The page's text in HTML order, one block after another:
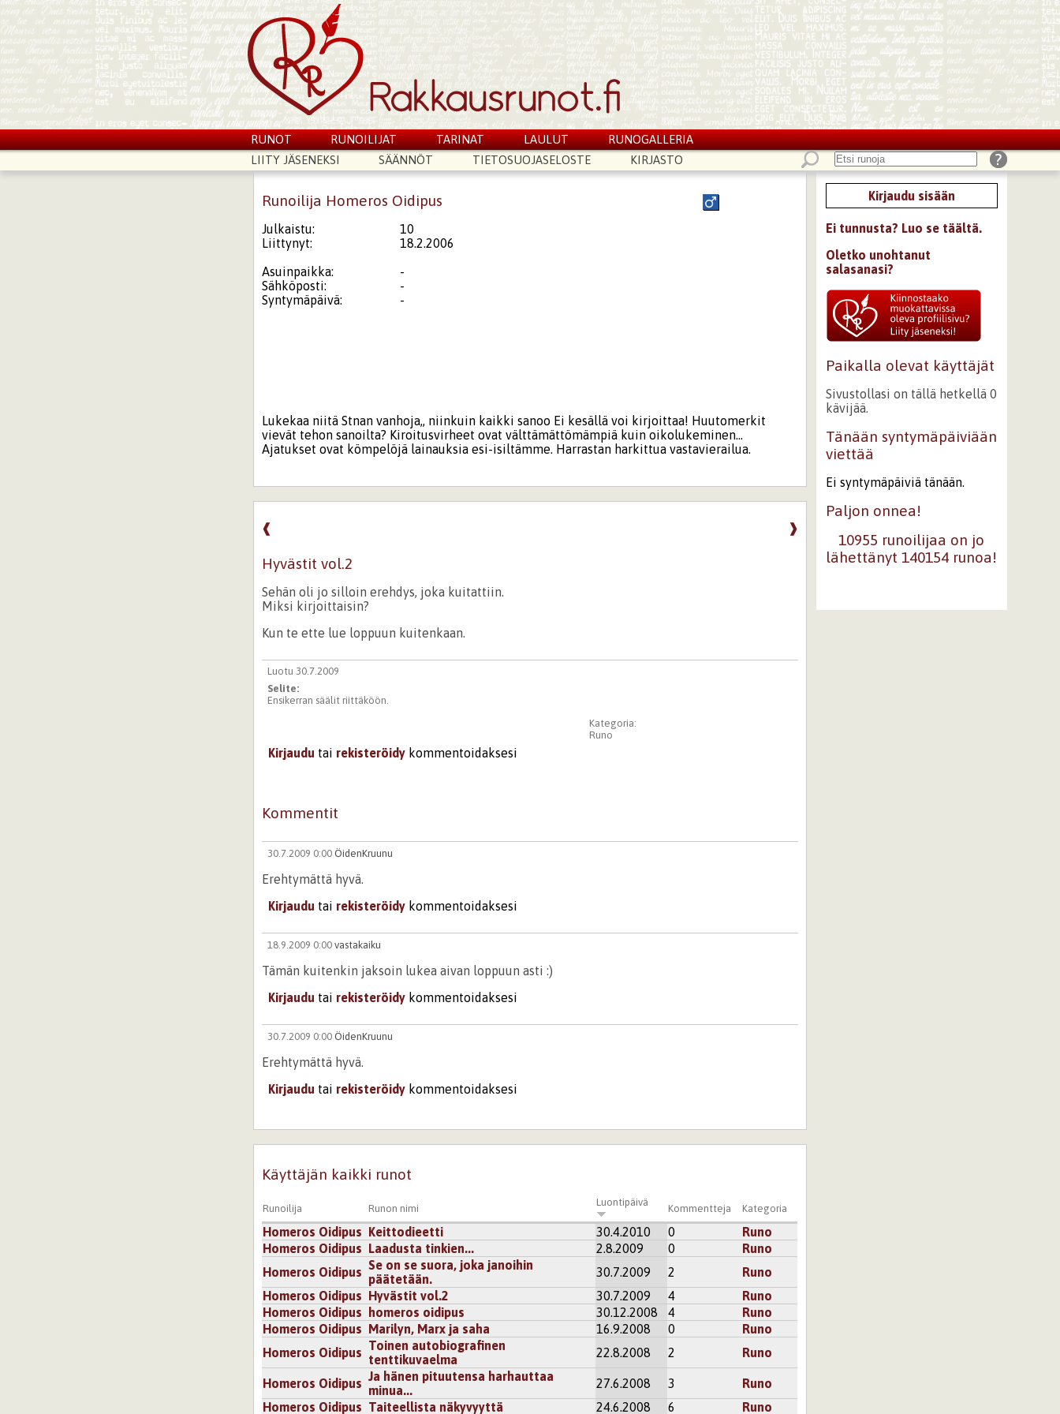
RUNOT RUNOILIJAT TARINAT LAULUT
RUNOGALLERIA
LIITY JÄSENEKSI
SÄÄNNÖT TIETOSUOJASELOSTE KIRJASTO
Runoilija Homeros Oidipus
Julkaistu:
10
Liittynyt:
18.2.2006
Asuinpaikka:
-
Sähköposti:
-
Syntymäpäivä:
-
Lukekaa niitä Stnan vanhoja,, niinkuin kaikki sanoo Ei kesällä voi kirjoittaa! Huutomerkit
vievät tehon sanoilta? Kiroitusvirheet ovat välttämättömämpiä kuin oikolukeminen...
Ajatukset ovat kömpelöjä lainauksia esi-isiltämme. Harrastan harkittua vastavierailua.
❱
❰
Hyvästit vol.2
Sehän oli jo silloin erehdys, joka kuitattiin.
Miksi kirjoittaisin?
Kun te ette lue loppuun kuitenkaan.
Luotu 30.7.2009
Selite:
Ensikerran säälit riittäköön.
Kategoria:
Runo
Kirjaudu tai rekisteröidy kommentoidaksesi
Kommentit
30.7.2009 0:00 ÖidenKruunu
Erehtymättä hyvä.
Kirjaudu tai rekisteröidy kommentoidaksesi
18.9.2009 0:00 vastakaiku
Tämän kuitenkin jaksoin lukea aivan loppuun asti :)
Kirjaudu tai rekisteröidy kommentoidaksesi
30.7.2009 0:00 ÖidenKruunu
Erehtymättä hyvä.
Kirjaudu tai rekisteröidy kommentoidaksesi
18.9.2009 0:00vastakaiku
Kirjaudutairekisteröidykommentoidaksesi
Käyttäjän kaikki runot
Runoilija Runon nimi
Luontipäivä
Kommentteja Kategoria
Homeros Oidipus Keittodieetti 30.4.2010 0
Runo
Homeros Oidipus Laadusta tinkien... 2.8.2009 0
Runo
Homeros Oidipus Se on se suora, joka janoihin
päätetään.
30.7.2009 2
Runo
Homeros Oidipus Hyvästit vol.2 30.7.2009 4
Runo
Homeros Oidipus homeros oidipus 30.12.2008 4
Runo
Homeros Oidipus Marilyn, Marx ja saha 16.9.2008 0
Runo
Homeros Oidipus Toinen autobiografinen
tenttikuvaelma
22.8.2008 2 Runo
Homeros Oidipus Ja hänen pituutensa harhauttaa
minua...
27.6.2008 3
Runo
Homeros Oidipus Taiteellista näkyvyyttä 24.6.2008 6 Runo
Kirjaudu sisään
Ei tunnusta? Luo se täältä.
Oletko unohtanut
salasanasi?
Paikalla olevat käyttäjät
Sivustollasi on tällä hetkellä 0
kävijää.
Tänään syntymäpäiviään
viettää
Ei syntymäpäiviä tänään.
Paljon onnea!
10955 runoilijaa on jo
lähettänyt 140154 runoa!